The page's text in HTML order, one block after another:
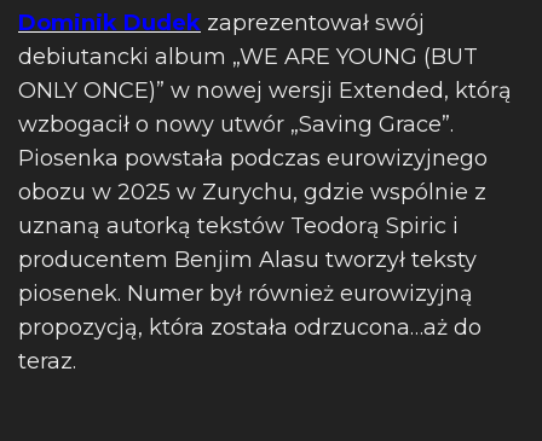
Dominik Dudek zaprezentował swój
debiutancki album „WE ARE YOUNG (BUT
ONLY ONCE)” w nowej wersji Extended, którą
wzbogacił o nowy utwór „Saving Grace”.
Piosenka powstała podczas eurowizyjnego
obozu w 2025 w Zurychu, gdzie wspólnie z
uznaną autorką tekstów Teodorą Spiric i
producentem Benjim Alasu tworzył teksty
piosenek. Numer był również eurowizyjną
propozycją, która została odrzucona…aż do
teraz.